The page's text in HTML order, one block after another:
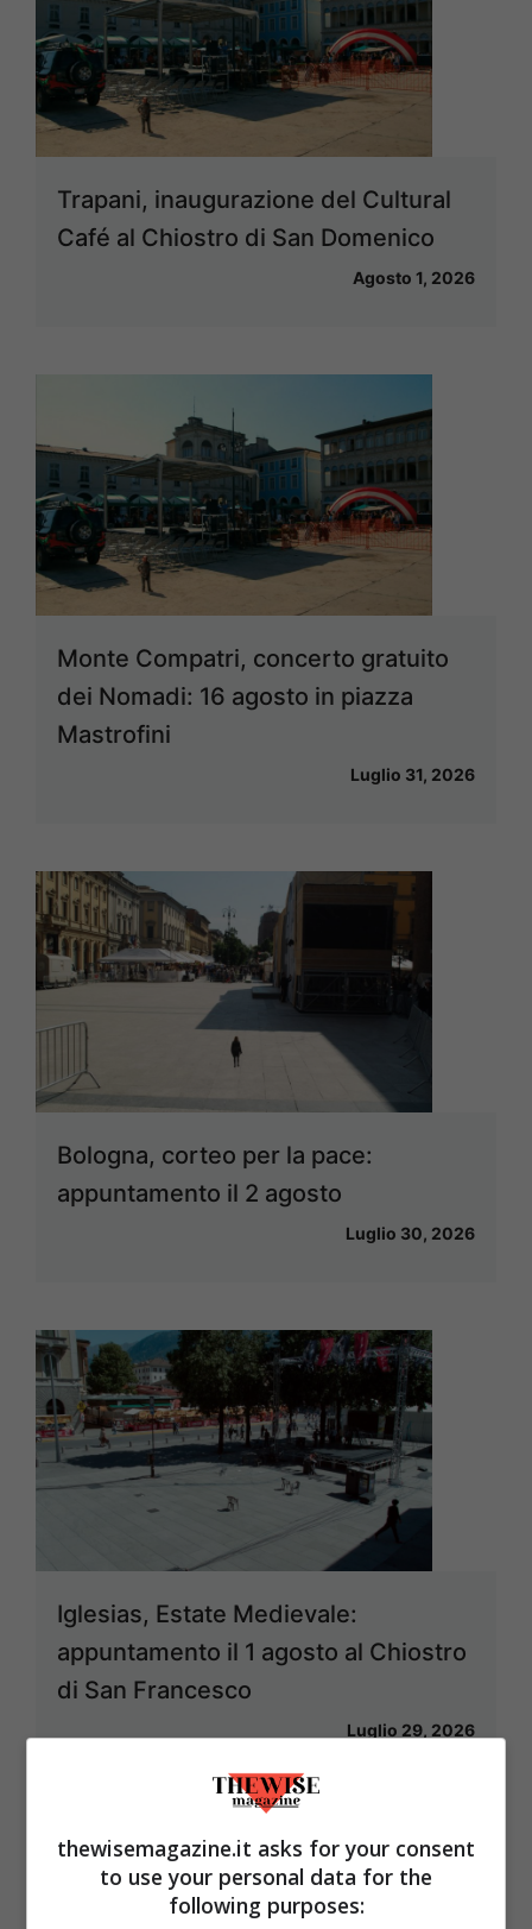
Trapani, inaugurazione del Cultural
Café al Chiostro di San Domenico
Agosto 1, 2026
Monte Compatri, concerto gratuito
dei Nomadi: 16 agosto in piazza
Mastrofini
Luglio 31, 2026
Bologna, corteo per la pace:
appuntamento il 2 agosto
Luglio 30, 2026
Iglesias, Estate Medievale:
appuntamento il 1 agosto al Chiostro
di San Francesco
Luglio 29, 2026
thewisemagazine.it asks for your consent
to use your personal data for the
following purposes: